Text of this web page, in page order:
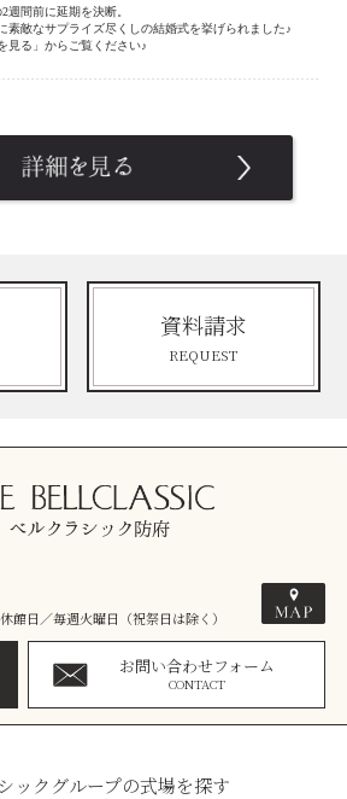
週間前に延期を決断。
素敵なサプライズ尽くしの結婚式を挙げられました♪
見る」からご覧ください♪
資料請求
REQUEST
日／毎週火曜日（祝祭日は除く）
お問い合わせフォーム
CONTACT
ックグループの式場を探す